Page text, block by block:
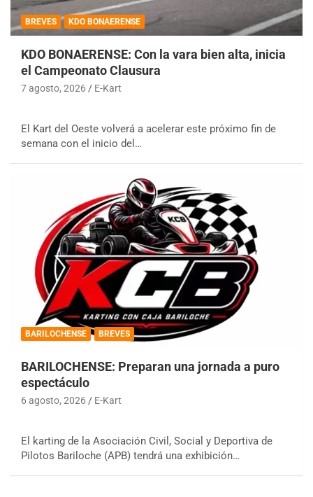
BREVES KDO BONAERENSE
KDO BONAERENSE: Con la vara bien alta, inicia
el Campeonato Clausura
7 agosto, 2026 E-Kart
El Kart del Oeste volverá a acelerar este próximo fin de
semana con el inicio del…
BARILOCHENSE BREVES
BARILOCHENSE: Preparan una jornada a puro
espectáculo
6 agosto, 2026 E-Kart
El karting de la Asociación Civil, Social y Deportiva de
Pilotos Bariloche (APB) tendrá una exhibición…